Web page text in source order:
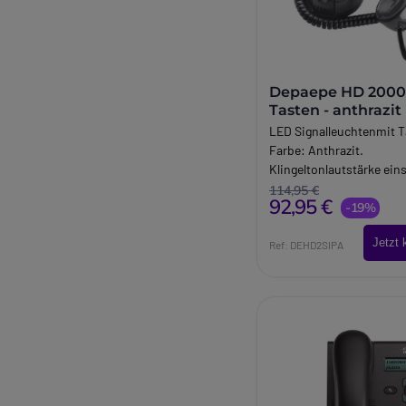
Depaepe HD
Tasten - anthrazit
LED Signalleuchtenmit
Farbe: Anthrazit.
Klingeltonlautstärke
Stufen). Mute Taste.
Rückruffunktion der
Rufnummer.
114,95 €
92,95 € -19%
Ref: DEHD2SIPA Jetzt